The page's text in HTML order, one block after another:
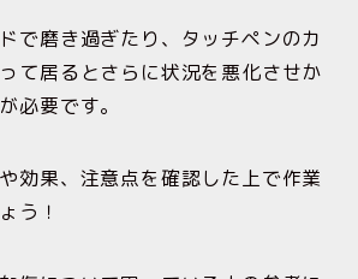
で磨き過ぎたり、タッチペンのカ
て居るとさらに状況を悪化させか
必要です。
効果、注意点を確認した上で作業
う！